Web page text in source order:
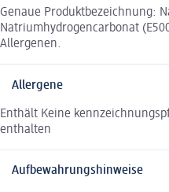
Genaue Produktbezeichnung:
Natriumhydrogencarbonat
Allergenen.
Allergene
Enthält Keine
enthalten
Aufbewahrungshinweise